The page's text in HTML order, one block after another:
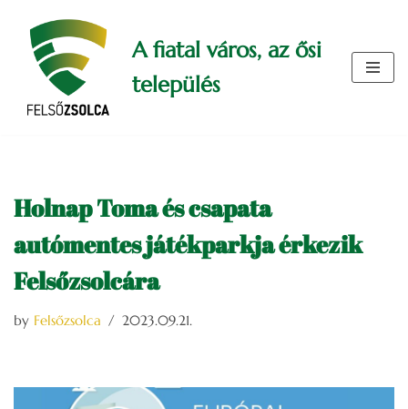
Skip
content
A fiatal város, az ősi
település
Holnap Toma és csapata
autómentes játékparkja érkezik
Felsőzsolcára
by Felsőzsolca 2023.09.21.